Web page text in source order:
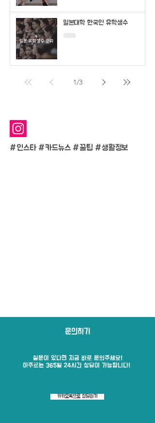
일본대학 한국인 유학생수
1/3
#인스타 #카드뉴스 #꿀팁 #생활정보
문의하기
질문이 있다면 지금 바로​ 문의주세요!
​아주르는 365일 24시간 상담이 가능합니다!
카카오톡으로 상담하기